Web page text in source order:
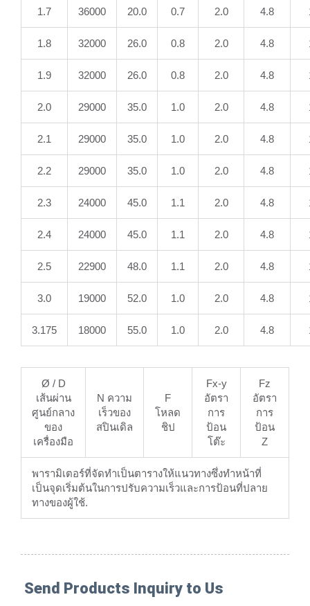
1.7 36000 20.0 0.7 2.0 4.8
1.8 32000 26.0 0.8 2.0 4.8
1.9 32000 26.0 0.8 2.0 4.8
2.0 29000 35.0 1.0 2.0 4.8
2.1 29000 35.0 1.0 2.0 4.8
2.2 29000 35.0 1.0 2.0 4.8
2.3 24000 45.0 1.1 2.0 4.8
2.4 24000 45.0 1.1 2.0 4.8
2.5 22900 48.0 1.1 2.0 4.8
3.0 19000 52.0 1.0 2.0 4.8
3.175 18000 55.0 1.0 2.0 4.8
Ø / D
เส้นผ่าน
ศูนย์กลาง
ของ
เครื่องมือ
N ความ
เร็วของ
สปินเดิล
F
โหลด
ชิป
Fx-y
อัตรา
การ
ป้อน
โต๊ะ
Fz
อัตรา
การ
ป้อน
Z
พารามิเตอร์ที่จัดทำเป็นตารางให้แนวทางซึ่งทำหน้าที่
เป็นจุดเริ่มต้นในการปรับความเร็วและการป้อนที่ปลาย
ทางของผู้ใช้.